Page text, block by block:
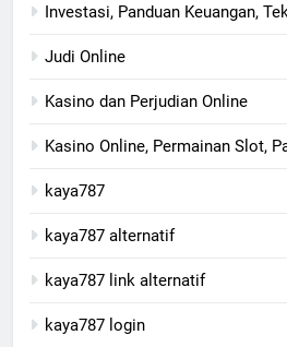
Investasi, Panduan Keuangan,
Judi Online
Kasino dan Perjudian Online
Kasino Online, Permainan Slot,
kaya787
kaya787 alternatif
kaya787 link alternatif
kaya787 login